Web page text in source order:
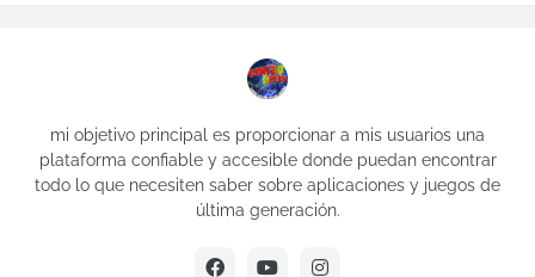
mi objetivo principal es proporcionar a mis usuarios una
plataforma confiable y accesible donde puedan encontrar
todo lo que necesiten saber sobre aplicaciones y juegos de
última generación.